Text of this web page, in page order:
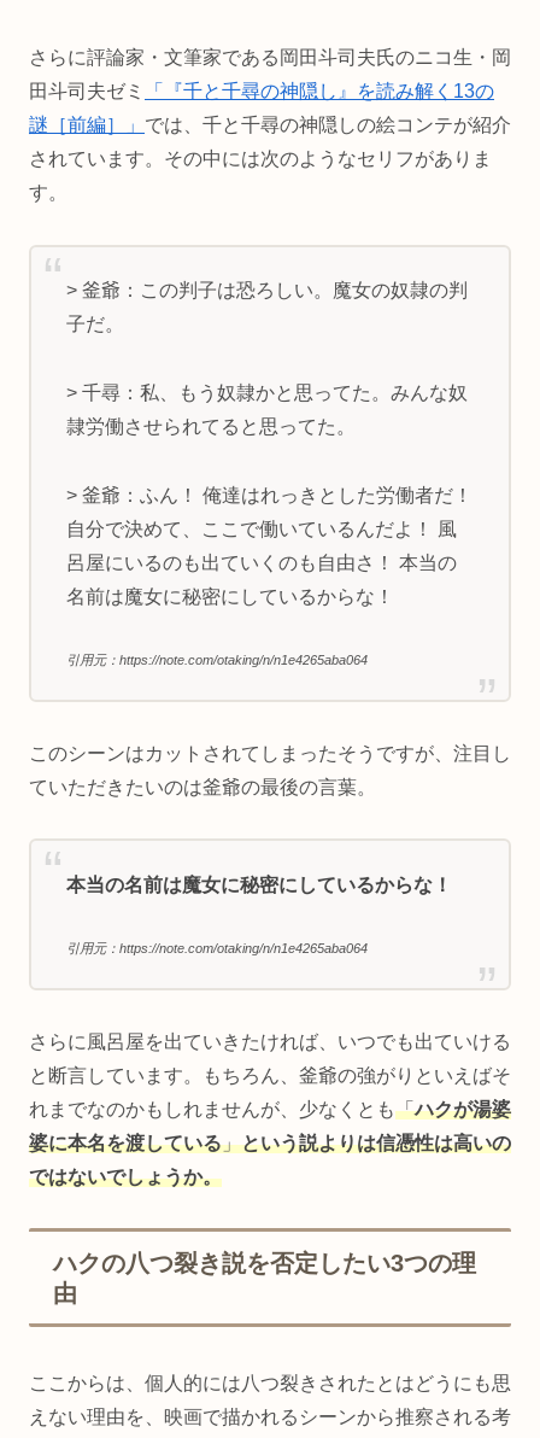
さらに評論家・文筆家である岡田斗司夫氏のニコ生・岡
田斗司夫ゼミ
「『千と千尋の神隠し』を読み解く13の
謎［前編］」 では、千と千尋の神隠しの絵コンテが紹介
されています。その中には次のようなセリフがありま
す。
> 釜爺：この判子は恐ろしい。魔女の奴隷の判
子だ。
> 千尋：私、もう奴隷かと思ってた。みんな奴
隷労働させられてると思ってた。
> 釜爺：ふん！ 俺達はれっきとした労働者だ！
自分で決めて、ここで働いているんだよ！ 風
呂屋にいるのも出ていくのも自由さ！ 本当の
名前は魔女に秘密にしているからな！
引用元：https://note.com/otaking/n/n1e4265aba064
このシーンはカットされてしまったそうですが、注目し
ていただきたいのは釜爺の最後の言葉。
本当の名前は魔女に秘密にしているからな！
引用元：https://note.com/otaking/n/n1e4265aba064
さらに風呂屋を出ていきたければ、いつでも出ていける
と断言しています。もちろん、釜爺の強がりといえばそ
れまでなのかもしれませんが、少なくとも「ハクが湯婆
婆に本名を渡している」という説よりは信憑性は高いの
ではないでしょうか。
ハクの八つ裂き説を否定したい3つの理
由
ここからは、個人的には八つ裂きされたとはどうにも思
えない理由を、映画で描かれるシーンから推察される考